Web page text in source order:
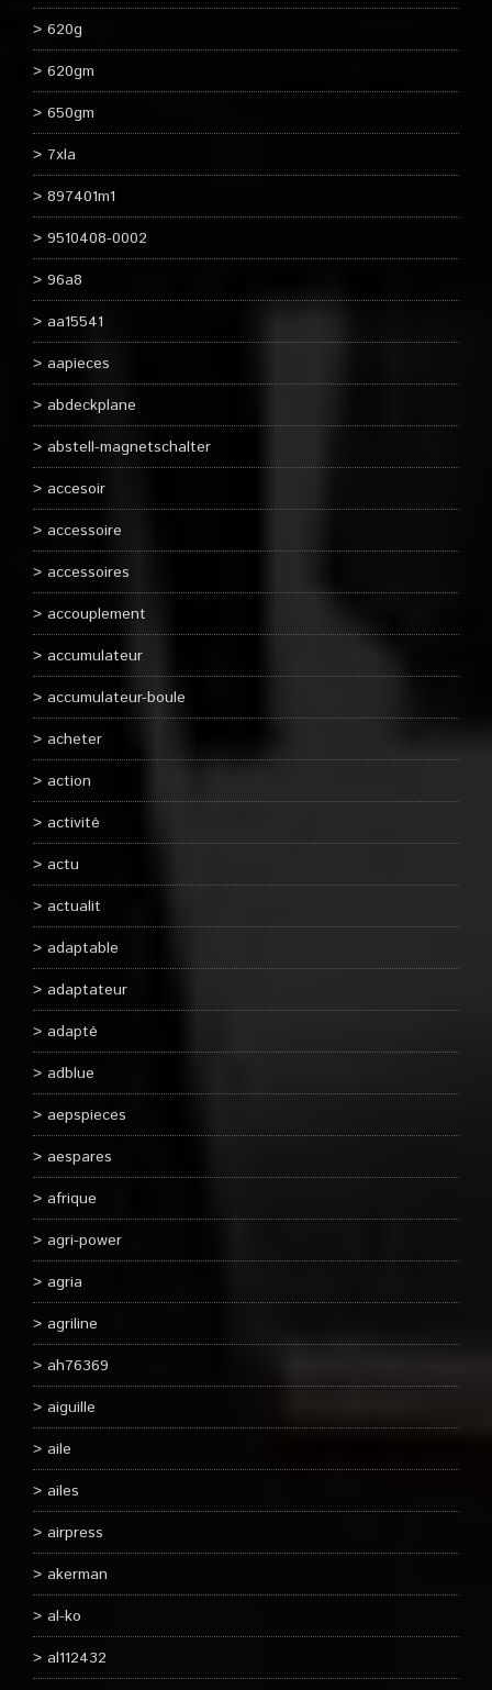
620g
620gm
650gm
7xla
897401m1
9510408-0002
96a8
aa15541
aapieces
abdeckplane
abstell-magnetschalter
accesoir
accessoire
accessoires
accouplement
accumulateur
accumulateur-boule
acheter
action
activité
actu
actualit
adaptable
adaptateur
adapté
adblue
aepspieces
aespares
afrique
agri-power
agria
agriline
ah76369
aiguille
aile
ailes
airpress
akerman
al-ko
al112432